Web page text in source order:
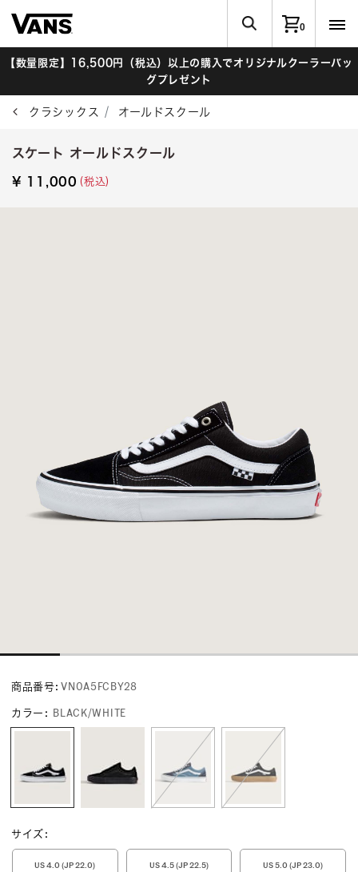
0
【数量限定】16,500円（税込）以上の購入でオリジナルクーラーバッ
グプレゼント
クラシックス オールドスクール
スケート オールドスクール
¥ 11,000 (税込)
商品番号:VN0A5FCBY28
カラー: BLACK/WHITE
サイズ:
US 4.0 (JP 22.0) US 4.5 (JP 22.5) US 5.0 (JP 23.0)